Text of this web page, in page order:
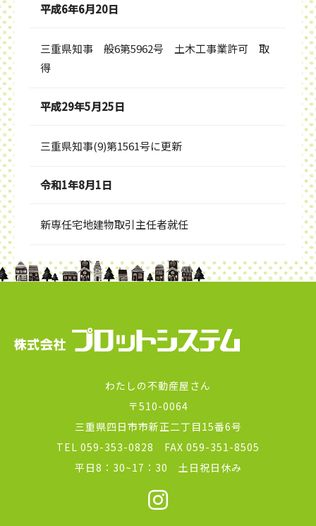
平成6年6月20日
三重県知事 般6第5962号 土木工事業許可 取
得
平成29年5月25日
三重県知事(9)第1561号に更新
令和1年8月1日
新専任宅地建物取引主任者就任
わたしの不動産屋さん
〒510-0064
三重県四日市市新正二丁目15番6号
TEL 059-353-0828 FAX 059-351-8505
平日8：30~17：30 土日祝日休み